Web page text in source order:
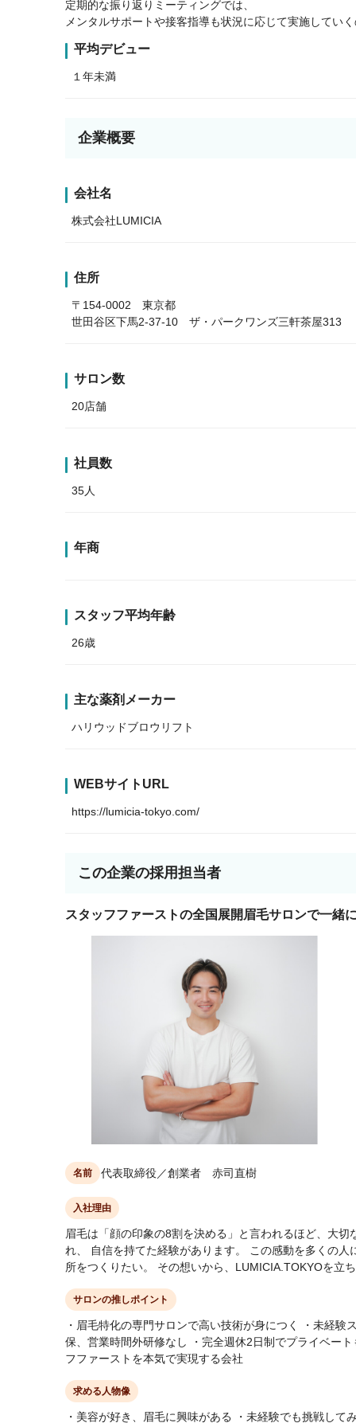
定期的な振り返りミーティングでは、
メンタルサポートや接客指導も状況に応じて実施してい
平均デビュー
１年未満
企業概要
会社名
株式会社LUMICIA
住所
〒154-0002 東京都
世田谷区下馬2-37-10 ザ・パークワンズ三軒茶屋313
サロン数
20店舗
社員数
35人
年商
スタッフ平均年齢
26歳
主な薬剤メーカー
ハリウッドブロウリフト
WEBサイトURL
https://lumicia-tokyo.com/
この企業の採用担当者
スタッフファーストの全国展開眉毛サロンで一緒
名前 代表取締役／創業者 赤司直樹
入社理由
眉毛は「顔の印象の8割を決める」と言われるほど、大
れ、 自信を持てた経験があります。 この感動を多くの
所をつくりたい。 その想いから、LUMICIA.TOKYOを立ち
サロンの推しポイント
・眉毛特化の専門サロンで高い技術が身につく ・未経
保、営業時間外研修なし ・完全週休2日制でプライベー
フファーストを本気で実現する会社
求める人物像
・美容が好き、眉毛に興味がある ・未経験でも挑戦し